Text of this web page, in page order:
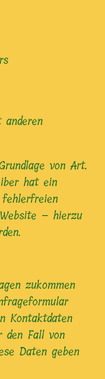
von Art.
hat ein
– hierzu
zukommen
Kontaktdaten
den Fall von
Daten geben